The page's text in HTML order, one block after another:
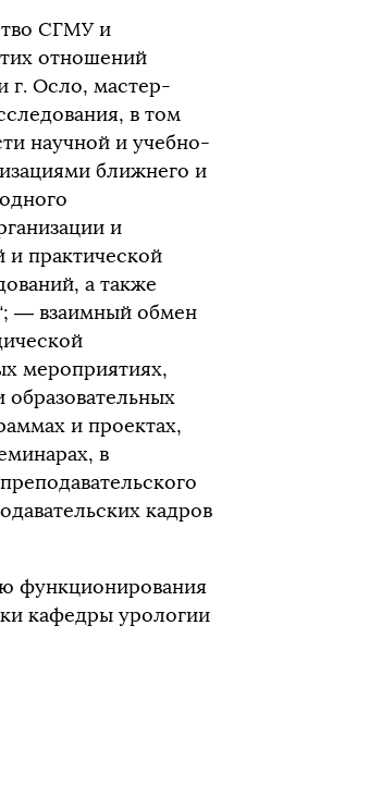
СГМУ и
отношений
г. Осло, мастер-
в том
научной и учебно-
ближнего и
и
и практической
а также
— взаимный обмен
мероприятиях,
и проектах,
в
кадров
функционирования
кафедры урологии